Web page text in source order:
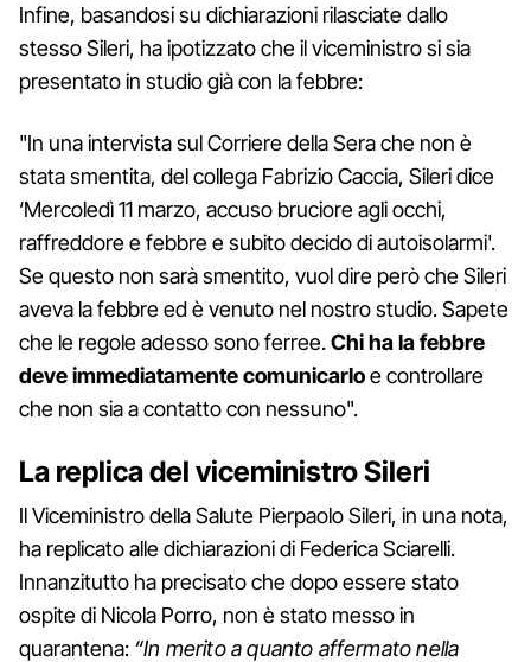
Infine, basandosi su dichiarazioni rilasciate dallo
stesso Sileri, ha ipotizzato che il viceministro si sia
presentato in studio già con la febbre:
"In una intervista sul Corriere della Sera che non è
stata smentita, del collega Fabrizio Caccia, Sileri dice
‘Mercoledì 11 marzo, accuso bruciore agli occhi,
raffreddore e febbre e subito decido di autoisolarmi'.
Se questo non sarà smentito, vuol dire però che Sileri
aveva la febbre ed è venuto nel nostro studio. Sapete
che le regole adesso sono ferree.Chi ha la febbre
deve immediatamente comunicarloe controllare
che non sia a contatto con nessuno".
La replica del viceministro Sileri
Il Viceministro della Salute Pierpaolo Sileri, in una nota,
ha replicato alle dichiarazioni di Federica Sciarelli.
Innanzitutto ha precisato che dopo essere stato
ospite di Nicola Porro, non è stato messo in
quarantena: “In merito a quanto affermato nella